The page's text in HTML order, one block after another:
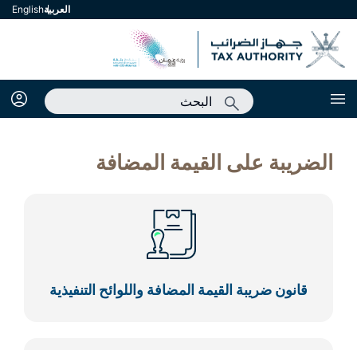
العربيةenglish
الضريبة على القيمة المضافة
قانون ضريبة القيمة المضافة واللوائح التنفيذية